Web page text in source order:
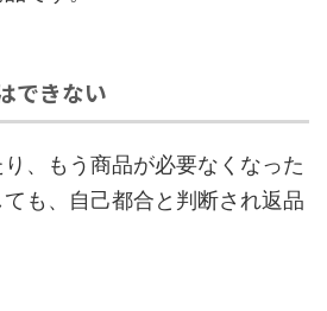
できない
、もう商品が必要なくなった
も、自己都合と判断され返品